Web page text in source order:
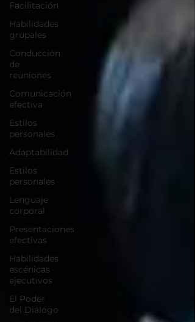
Facilitación
Habilidades
grupales
Conducción
de
reuniones
Comunicación
efectiva
Estilos
personales
Adaptabilidad
Estilos
personales
Lenguaje
corporal
Presentaciones
efectivas
Habilidades
escénicas
ejecutivos
El Poder
del Diálogo